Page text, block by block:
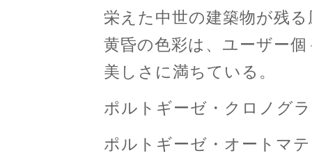
栄えた中世の建築物が残
黄昏の色彩は、ユーザー
美しさに満ちている。
ポルトギーゼ・クロノグ
ポルトギーゼ・オートマ